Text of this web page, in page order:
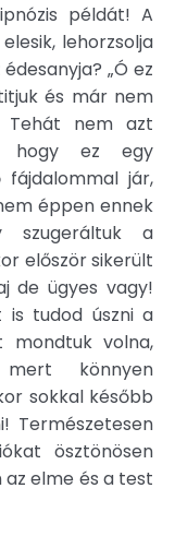
példát! A
lehorzsolja
„Ó ez
és már nem
Tehát nem azt
hogy ez egy
jár,
éppen ennek
szugeráltuk a
először sikerült
de ügyes vagy!
is tudod úszni a
mondtuk volna,
könnyen
sokkal később
Természetesen
ösztönösen
az elme és a test